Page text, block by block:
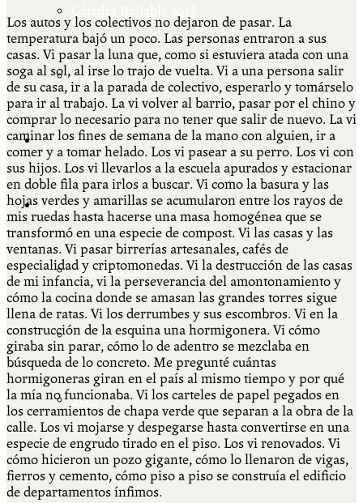
Más
Ají Ediciones
Qué es Ají
ADHERITE!
Qué es Ají
Staff
Los autos y los colectivos no dejaron de pasar. La
temperatura bajó un poco. Las personas entraron a sus
casas. Vi pasar la luna que, como si estuviera atada con una
soga al sol, al irse lo trajo de vuelta. Vi a una persona salir
de su casa, ir a la parada de colectivo, esperarlo y tomárselo
para ir al trabajo. La vi volver al barrio, pasar por el chino y
comprar lo necesario para no tener que salir de nuevo. La vi
caminar los fines de semana de la mano con alguien, ir a
comer y a tomar helado. Los vi pasear a su perro. Los vi con
sus hijos. Los vi llevarlos a la escuela apurados y estacionar
en doble fila para irlos a buscar. Vi como la basura y las
hojas verdes y amarillas se acumularon entre los rayos de
mis ruedas hasta hacerse una masa homogénea que se
transformó en una especie de compost. Vi las casas y las
ventanas. Vi pasar birrerías artesanales, cafés de
especialidad y criptomonedas. Vi la destrucción de las casas
de mi infancia, vi la perseverancia del amontonamiento y
cómo la cocina donde se amasan las grandes torres sigue
llena de ratas. Vi los derrumbes y sus escombros. Vi en la
construcción de la esquina una hormigonera. Vi cómo
giraba sin parar, cómo lo de adentro se mezclaba en
búsqueda de lo concreto. Me pregunté cuántas
hormigoneras giran en el país al mismo tiempo y por qué
la mía no funcionaba. Vi los carteles de papel pegados en
los cerramientos de chapa verde que separan a la obra de la
calle. Los vi mojarse y despegarse hasta convertirse en una
especie de engrudo tirado en el piso. Los vi renovados. Vi
cómo hicieron un pozo gigante, cómo lo llenaron de vigas,
fierros y cemento, cómo piso a piso se construía el edificio
de departamentos ínfimos.